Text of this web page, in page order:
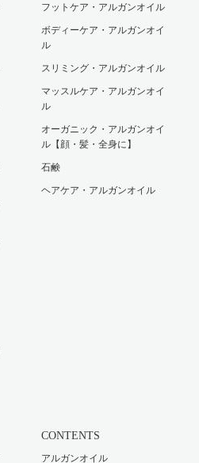
フットケア・アルガンオイル
ボディーケア・アルガンオイ
ル
スリミング・アルガンオイル
マッスルケア・アルガンオイ
ル
オーガニック・アルガンオイ
ル【顔・髪・全身に】
石鹸
ヘアケア・アルガンオイル
CONTENTS
アルガンオイル